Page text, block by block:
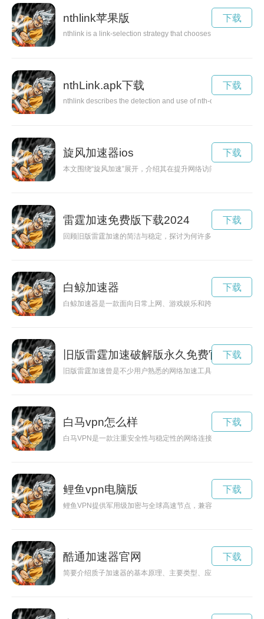
nthlink苹果版
nthlink is a link-selection strategy that chooses every n-th link
下载
nthLink.apk下载
nthlink describes the detection and use of nth-order links —
下载
旋风加速器ios
本文围绕“旋风加速”展开，介绍其在提升网络访问速度、优化
下载
雷霆加速免费版下载2024
回顾旧版雷霆加速的简洁与稳定，探讨为何许多用户对其念念
下载
白鲸加速器
白鲸加速器是一款面向日常上网、游戏娱乐和跨区访问需求的
下载
旧版雷霆加速破解版永久免费官方
旧版雷霆加速曾是不少用户熟悉的网络加速工具，凭借简洁界
下载
白马vpn怎么样
白马VPN是一款注重安全性与稳定性的网络连接工具，能够帮
下载
鲤鱼vpn电脑版
鲤鱼VPN提供军用级加密与全球高速节点，兼容多平台，致力
下载
酷通加速器官网
简要介绍质子加速器的基本原理、主要类型、应用领域及未来
下载